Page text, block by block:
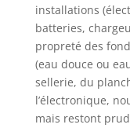
installations
batteries,
propreté des
(eau douce ou
sellerie, du
l’électronique,
mais restont